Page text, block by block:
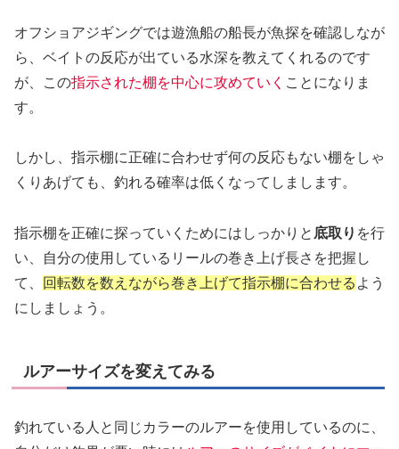
オフショアジギングでは遊漁船の船長が魚探を確認しなが
ら、ベイトの反応が出ている水深を教えてくれるのです
が、この指示された棚を中心に攻めていく ことになりま
す。
しかし、指示棚に正確に合わせず何の反応もない棚をしゃ
くりあげても、釣れる確率は低くなってしまします。
指示棚を正確に探っていくためにはしっかりと 底取り を行
い、自分の使用しているリールの巻き上げ長さを把握し
て、
回転数を数えながら巻き上げて指示棚に合わせる よう
にしましょう。
ルアーサイズを変えてみる
釣れている人と同じカラーのルアーを使用しているのに、